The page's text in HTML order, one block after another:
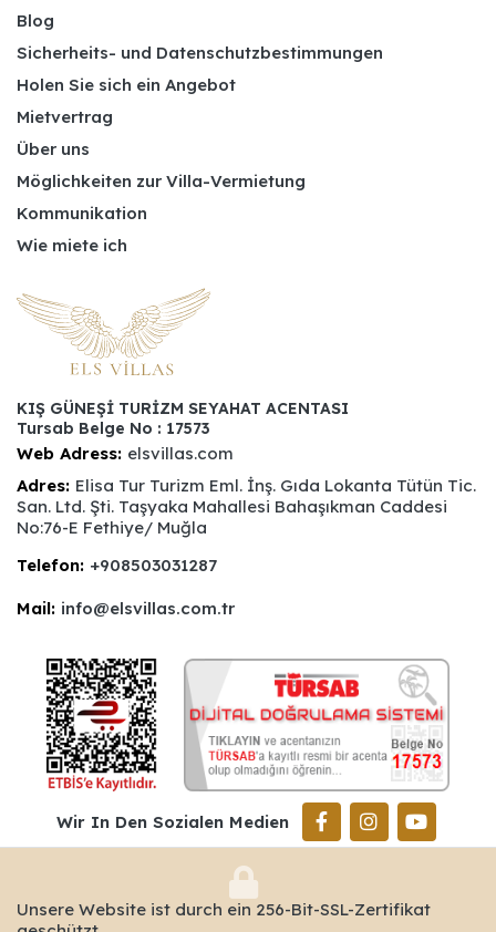
Blog
Sicherheits- und Datenschutzbestimmungen
Holen Sie sich ein Angebot
Mietvertrag
Über uns
Möglichkeiten zur Villa-Vermietung
Kommunikation
Wie miete ich
KIŞ GÜNEŞİ TURİZM SEYAHAT ACENTASI
Tursab Belge No : 17573
Web Adress: elsvillas.com
Adres: Elisa Tur Turizm Eml. İnş. Gıda Lokanta Tütün Tic.
San. Ltd. Şti. Taşyaka Mahallesi Bahaşıkman Caddesi
No:76-E Fethiye/ Muğla
Telefon: +908503031287
Mail: info@elsvillas.com.tr
Wir In Den Sozialen Medien
Unsere Website ist durch ein 256-Bit-SSL-Zertifikat